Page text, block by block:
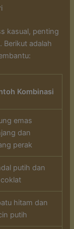
kasual, penting
Berikut adalah
Kombinasi
emas
dan
perak
putih dan
hitam dan
putih